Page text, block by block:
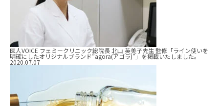
医人VOICE フェミークリニック総院長 北山 英美子先生 監修「ライン使いを
明確にしたオリジナルブランド”agora(アゴラ)”」を掲載いたしました。
2020.07.07